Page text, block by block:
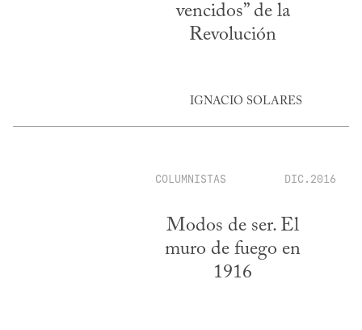
vencidos” de la
Revolución
IGNACIO SOLARES
COLUMNISTAS DIC.2016
Modos de ser. El
muro de fuego en
1916